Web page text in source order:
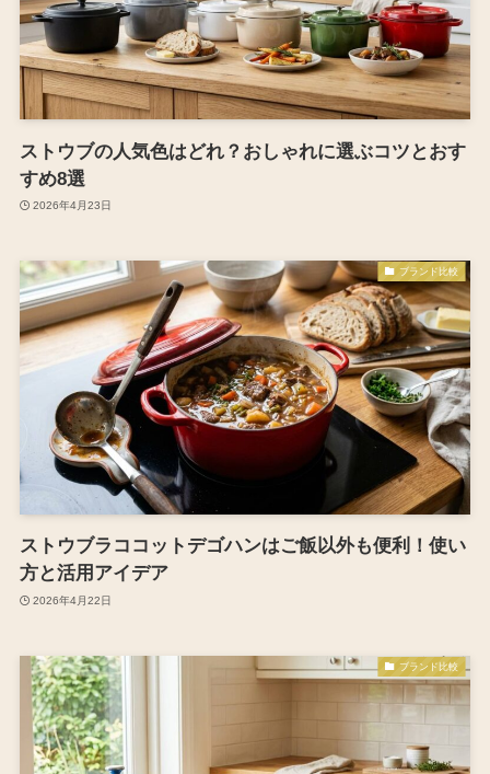
ストウブの人気色はどれ？おしゃれに選ぶコツとおす
すめ8選
2026年4月23日
ブランド比較
ストウブラココットデゴハンはご飯以外も便利！使い
方と活用アイデア
2026年4月22日
ブランド比較